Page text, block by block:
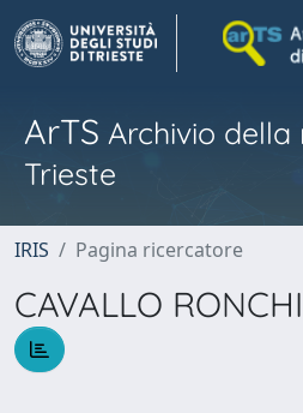
ArTS Archivio della
Trieste
IRIS Pagina ricercatore
CAVALLO